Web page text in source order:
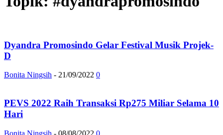
Dyandra Promosindo Gelar Festival Musik Projek-
D
Bonita Ningsih - 21/09/2022 0
PEVS 2022 Raih Transaksi Rp275 Miliar Selama 10
Hari
Bonita Ningsih - 08/08/2022 0